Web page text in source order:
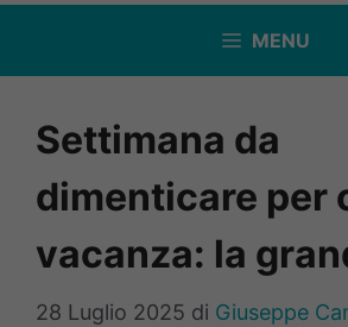
MENU
Settimana da
dimenticare per
vacanza: la
28 Luglio 2025 di Giuseppe